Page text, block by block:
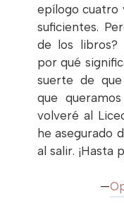
epílogo cuatro
suficientes.
de los libros?
por qué
suerte de
que
volveré al
he asegurado
al salir. ¡Hasta
—